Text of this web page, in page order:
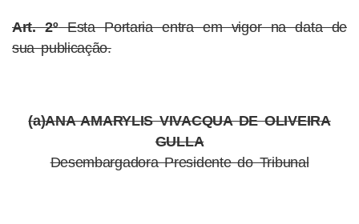
Art. 2ºEsta Portaria entra em vigor na data de
sua publicação.
(a)ANA AMARYLIS VIVACQUA DE OLIVEIRA
GULLA
Desembargadora Presidente do Tribunal